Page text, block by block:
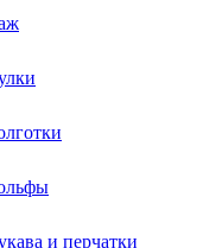
и перчатки